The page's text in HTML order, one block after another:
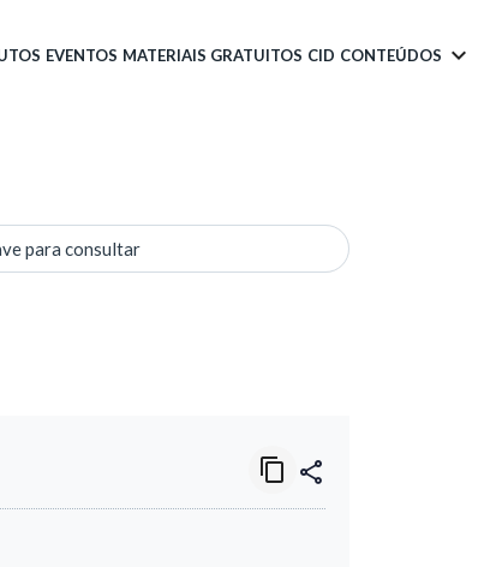
EVENTOS MATERIAIS GRATUITOS CID CONTEÚDOS
para consultar